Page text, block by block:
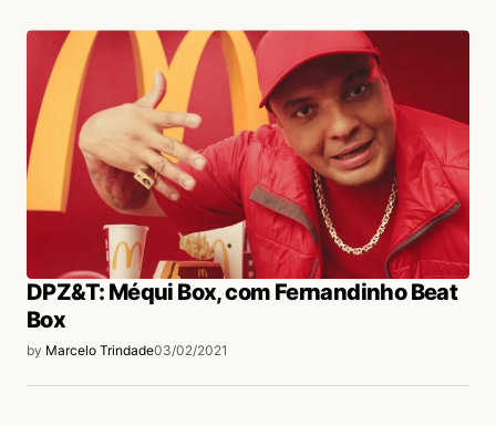
DPZ&T: Méqui Box, com Fernandinho Beat
Box
by Marcelo Trindade03/02/2021